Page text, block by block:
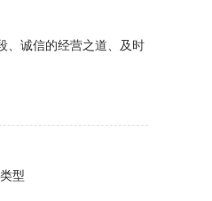
、诚信的经营之道、及时
型